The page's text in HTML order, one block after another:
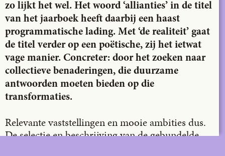
zo lijkt het wel. Het woord ‘allianties’ in de titel
van het jaarboek heeft daarbij een haast
programmatische lading. Met ‘de realiteit’ gaat
de titel verder op een poëtische, zij het ietwat
vage manier. Concreter: door het zoeken naar
collectieve benaderingen, die duurzame
antwoorden moeten bieden op die
transformaties.
Relevante vaststellingen en mooie ambities dus.
De selectie en beschrijving van de gebundelde